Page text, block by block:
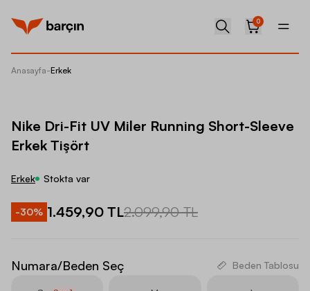
0
Anasayfa-Erkek
Nike Dri-Fit UV Miler Running Short-Sleeve
Erkek Tişört
Erkek Stokta var
-30% 1.459,90 TL2.099,90 TL
Numara/Beden Seç Beden Tablosu